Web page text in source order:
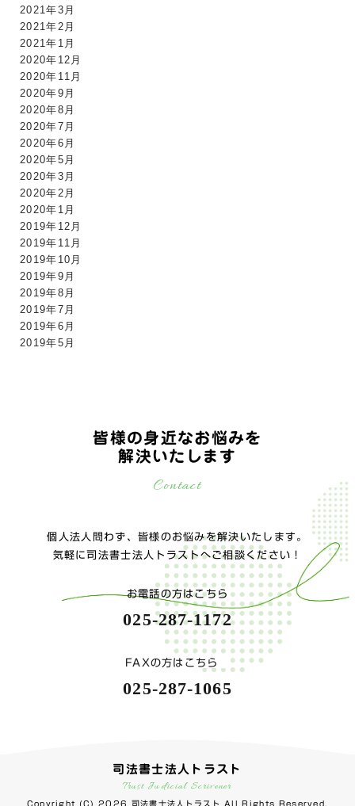
2021年3月
2021年2月
2021年1月
2020年12月
2020年11月
2020年9月
2020年8月
2020年7月
2020年6月
2020年5月
2020年3月
2020年2月
2020年1月
2019年12月
2019年11月
2019年10月
2019年9月
2019年8月
2019年7月
2019年6月
2019年5月
皆様の身近なお悩みを
解決いたします
Contact
個人法人問わず、皆様のお悩みを解決いたします。
気軽に司法書士法人トラストへご相談ください！
お電話の方はこちら
025-287-1172
FAXの方はこちら
025-287-1065
司法書士法人トラスト
Trust Judicial Scrivener
Copyright (C) 2026 司法書士法人トラスト All Rights Reserved.